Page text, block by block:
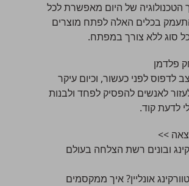
הטכנולוגיה של היום מאפשרת לכל
בכלים האלה לפתח מוצרים
סוג ללא צורך במפתח.
פלדמן
לדפוס לפני כעשור, וכיום עיקר
לאנשים להפסיק לפחד ולבנות
לדעת קוד.
>>
ובונים רשת הצלחה בעולם
אונליין? איך ממקסמים